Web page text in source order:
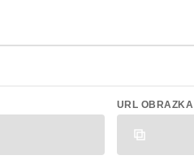
URL OBRAZKA